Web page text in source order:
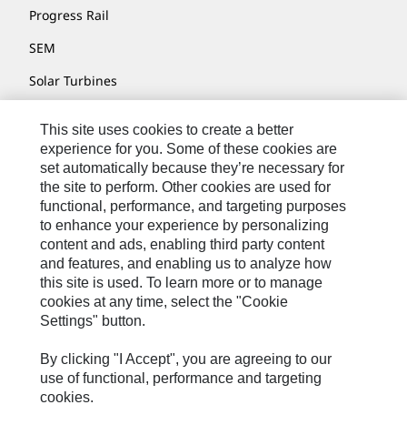
Progress Rail
SEM
Solar Turbines
Turner Powertrain Systems
お問い合わせ先
サイト･マップ
Cookie Settings
リーガル
Cat.com
This site uses cookies to create a better
experience for you. Some of these cookies are
set automatically because they’re necessary for
the site to perform. Other cookies are used for
functional, performance, and targeting purposes
to enhance your experience by personalizing
content and ads, enabling third party content
and features, and enabling us to analyze how
this site is used. To learn more or to manage
cookies at any time, select the "Cookie
Settings" button.
By clicking "I Accept", you are agreeing to our
use of functional, performance and targeting
cookies.